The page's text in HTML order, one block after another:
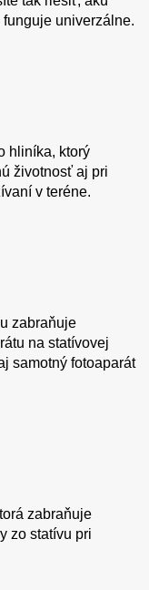
univerzálne.
hliníka, ktorý
životnosť aj pri
v teréne.
zabraňuje
na statívovej
samotný fotoaparát
zabraňuje
zo statívu pri